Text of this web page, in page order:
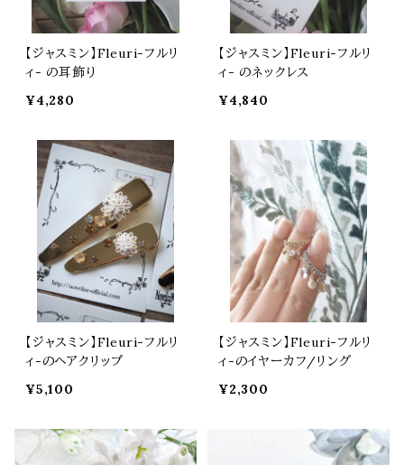
【ジャスミン】Fleuri-フルリ
ィ- の耳飾り
¥4,280
【ジャスミン】Fleuri-フルリ
ィ- のネックレス
¥4,840
【ジャスミン】Fleuri-フルリ
ィ-のヘアクリップ
¥5,100
【ジャスミン】Fleuri-フルリ
ィ-のイヤーカフ/リング
¥2,300